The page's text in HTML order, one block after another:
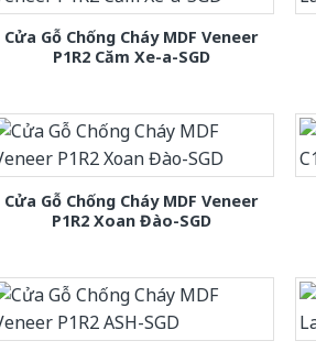
Cửa Gỗ Chống Cháy MDF Veneer
P1R2 Căm Xe-a-SGD
Cửa Gỗ Chống Cháy MDF Veneer
P1R2 Xoan Đào-SGD